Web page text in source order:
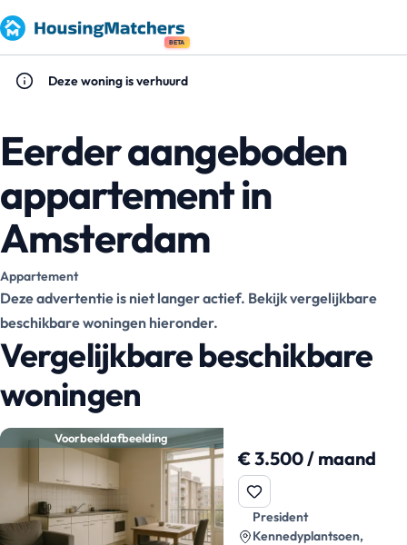
BETA
Deze woning is verhuurd
Eerder aangeboden
appartement in
Amsterdam
Appartement
Deze advertentie is niet langer actief. Bekijk vergelijkbare
beschikbare woningen hieronder.
Vergelijkbare beschikbare
woningen
Voorbeeldafbeelding
€ 3.500 / maand
President
Kennedyplantsoen,